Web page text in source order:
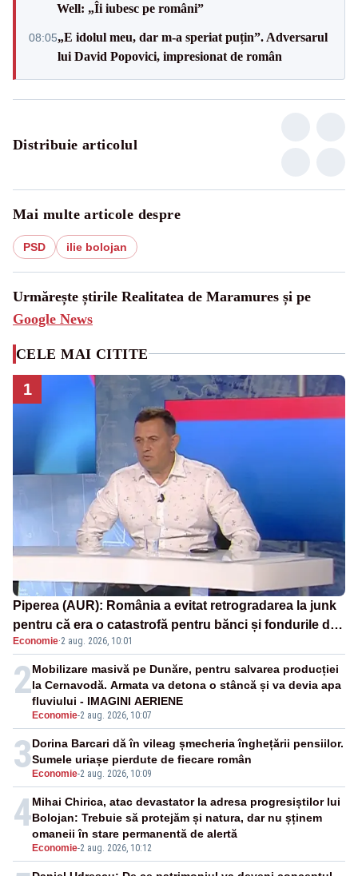
Well: „Îi iubesc pe români”
08:05„E idolul meu, dar m-a speriat puțin”. Adversarul
lui David Popovici, impresionat de român
Distribuie articolul
Mai multe articole despre
PSD ilie bolojan
Urmărește știrile Realitatea de Maramures și pe
Google News
CELE MAI CITITE
1
Piperea (AUR): România a evitat retrogradarea la junk
pentru că era o catastrofă pentru bănci și fondurile de
pensii
Economie·2 aug. 2026, 10:01
2
Economie-2 aug. 2026, 10:07
Mobilizare masivă pe Dunăre, pentru salvarea producției
la Cernavodă. Armata va detona o stâncă și va devia apa
fluviului - IMAGINI AERIENE
3 Economie-2 aug. 2026, 10:09
Dorina Barcari dă în vileag șmecheria înghețării pensiilor.
Sumele uriașe pierdute de fiecare român
4
Economie-2 aug. 2026, 10:12
Mihai Chirica, atac devastator la adresa progresiștilor lui
Bolojan: Trebuie să protejăm și natura, dar nu șținem
omaneii în stare permanentă de alertă